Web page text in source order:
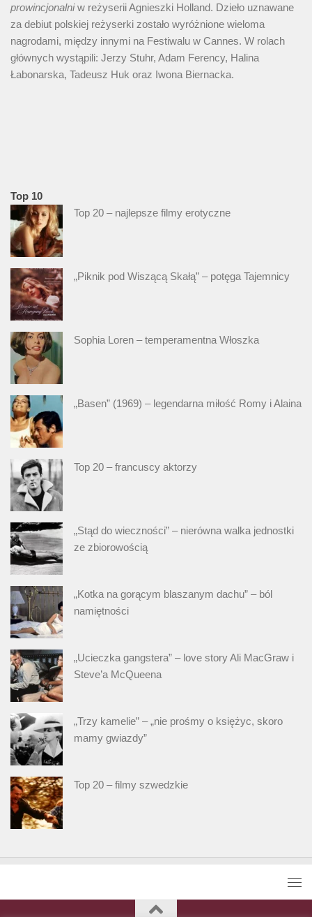
prowincjonalniw reżyserii Agnieszki Holland. Dzieło uznawane
za debiut polskiej reżyserki zostało wyróżnione wieloma
nagrodami, między innymi na Festiwalu w Cannes. W rolach
głównych wystąpili: Jerzy Stuhr, Adam Ferency, Halina
Łabonarska, Tadeusz Huk oraz Iwona Biernacka.
Top 10
Top 20 – najlepsze filmy erotyczne
„Piknik pod Wiszącą Skałą” – potęga Tajemnicy
Sophia Loren – temperamentna Włoszka
„Basen” (1969) – legendarna miłość Romy i Alaina
Top 20 – francuscy aktorzy
„Stąd do wieczności” – nierówna walka jednostki
ze zbiorowością
„Kotka na gorącym blaszanym dachu” – ból
namiętności
„Ucieczka gangstera” – love story Ali MacGraw i
Steve’a McQueena
„Trzy kamelie” – „nie prośmy o księżyc, skoro
mamy gwiazdy”
Top 20 – filmy szwedzkie